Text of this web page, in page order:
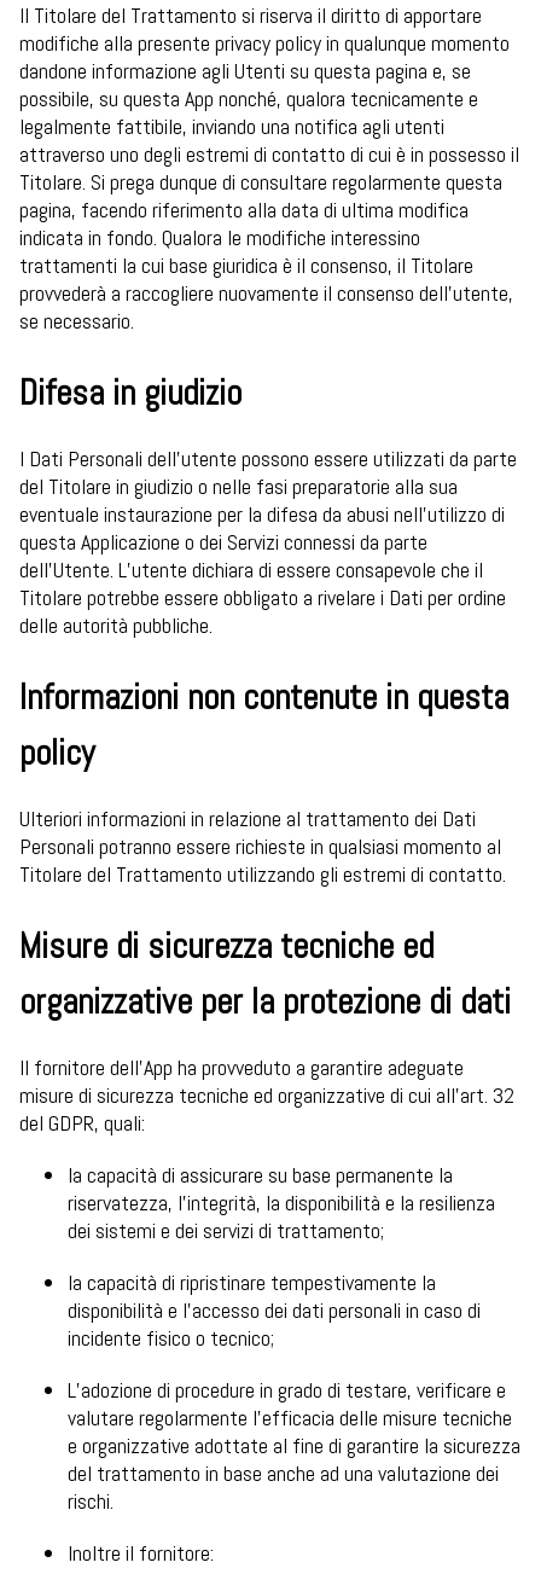
Il Titolare del Trattamento si riserva il diritto di apportare
modifiche alla presente privacy policy in qualunque momento
dandone informazione agli Utenti su questa pagina e, se
possibile, su questa App nonché, qualora tecnicamente e
legalmente fattibile, inviando una notifica agli utenti
attraverso uno degli estremi di contatto di cui è in possesso il
Titolare. Si prega dunque di consultare regolarmente questa
pagina, facendo riferimento alla data di ultima modifica
indicata in fondo. Qualora le modifiche interessino
trattamenti la cui base giuridica è il consenso, il Titolare
provvederà a raccogliere nuovamente il consenso dell’utente,
se necessario.
Difesa in giudizio
I Dati Personali dell’utente possono essere utilizzati da parte
del Titolare in giudizio o nelle fasi preparatorie alla sua
eventuale instaurazione per la difesa da abusi nell'utilizzo di
questa Applicazione o dei Servizi connessi da parte
dell’Utente. L’utente dichiara di essere consapevole che il
Titolare potrebbe essere obbligato a rivelare i Dati per ordine
delle autorità pubbliche.
Informazioni non contenute in questa
policy
Ulteriori informazioni in relazione al trattamento dei Dati
Personali potranno essere richieste in qualsiasi momento al
Titolare del Trattamento utilizzando gli estremi di contatto.
Misure di sicurezza tecniche ed
organizzative per la protezione di dati
Il fornitore dell’App ha provveduto a garantire adeguate
misure di sicurezza tecniche ed organizzative di cui all’art. 32
del GDPR, quali:
la capacità di assicurare su base permanente la
riservatezza, l’integrità, la disponibilità e la resilienza
dei sistemi e dei servizi di trattamento;
la capacità di ripristinare tempestivamente la
disponibilità e l’accesso dei dati personali in caso di
incidente fisico o tecnico;
L’adozione di procedure in grado di testare, verificare e
valutare regolarmente l’efficacia delle misure tecniche
e organizzative adottate al fine di garantire la sicurezza
del trattamento in base anche ad una valutazione dei
rischi.
Inoltre il fornitore: